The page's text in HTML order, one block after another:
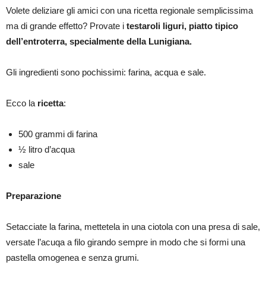
Volete deliziare gli amici con una ricetta regionale semplicissima
ma di grande effetto? Provate i testaroli liguri, piatto tipico
dell’entroterra, specialmente della Lunigiana.
Gli ingredienti sono pochissimi: farina, acqua e sale.
Ecco la ricetta:
500 grammi di farina
½ litro d’acqua
sale
Preparazione
Setacciate la farina, mettetela in una ciotola con una presa di sale,
versate l’acuqa a filo girando sempre in modo che si formi una
pastella omogenea e senza grumi.